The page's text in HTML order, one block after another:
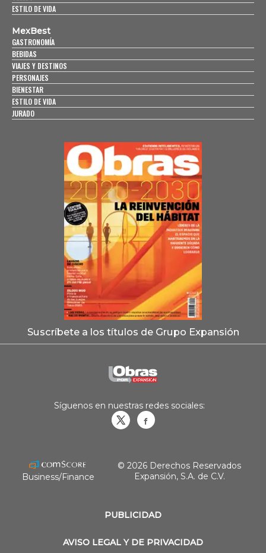
ESTILO DE VIDA
MexBest
GASTRONOMÍA
BEBIDAS
VIAJES Y DESTINOS
PERSONAJES
BIENESTAR
ESTILO DE VIDA
JURADO
Suscríbete a los títulos de Grupo Expansión
PUBLICIDAD
AVISO LEGAL Y DE PRIVACIDAD
Síguenos en nuestras redes sociales:
Business/Finance
© 2026 Derechos Reservados
Expansión, S.A. de C.V.